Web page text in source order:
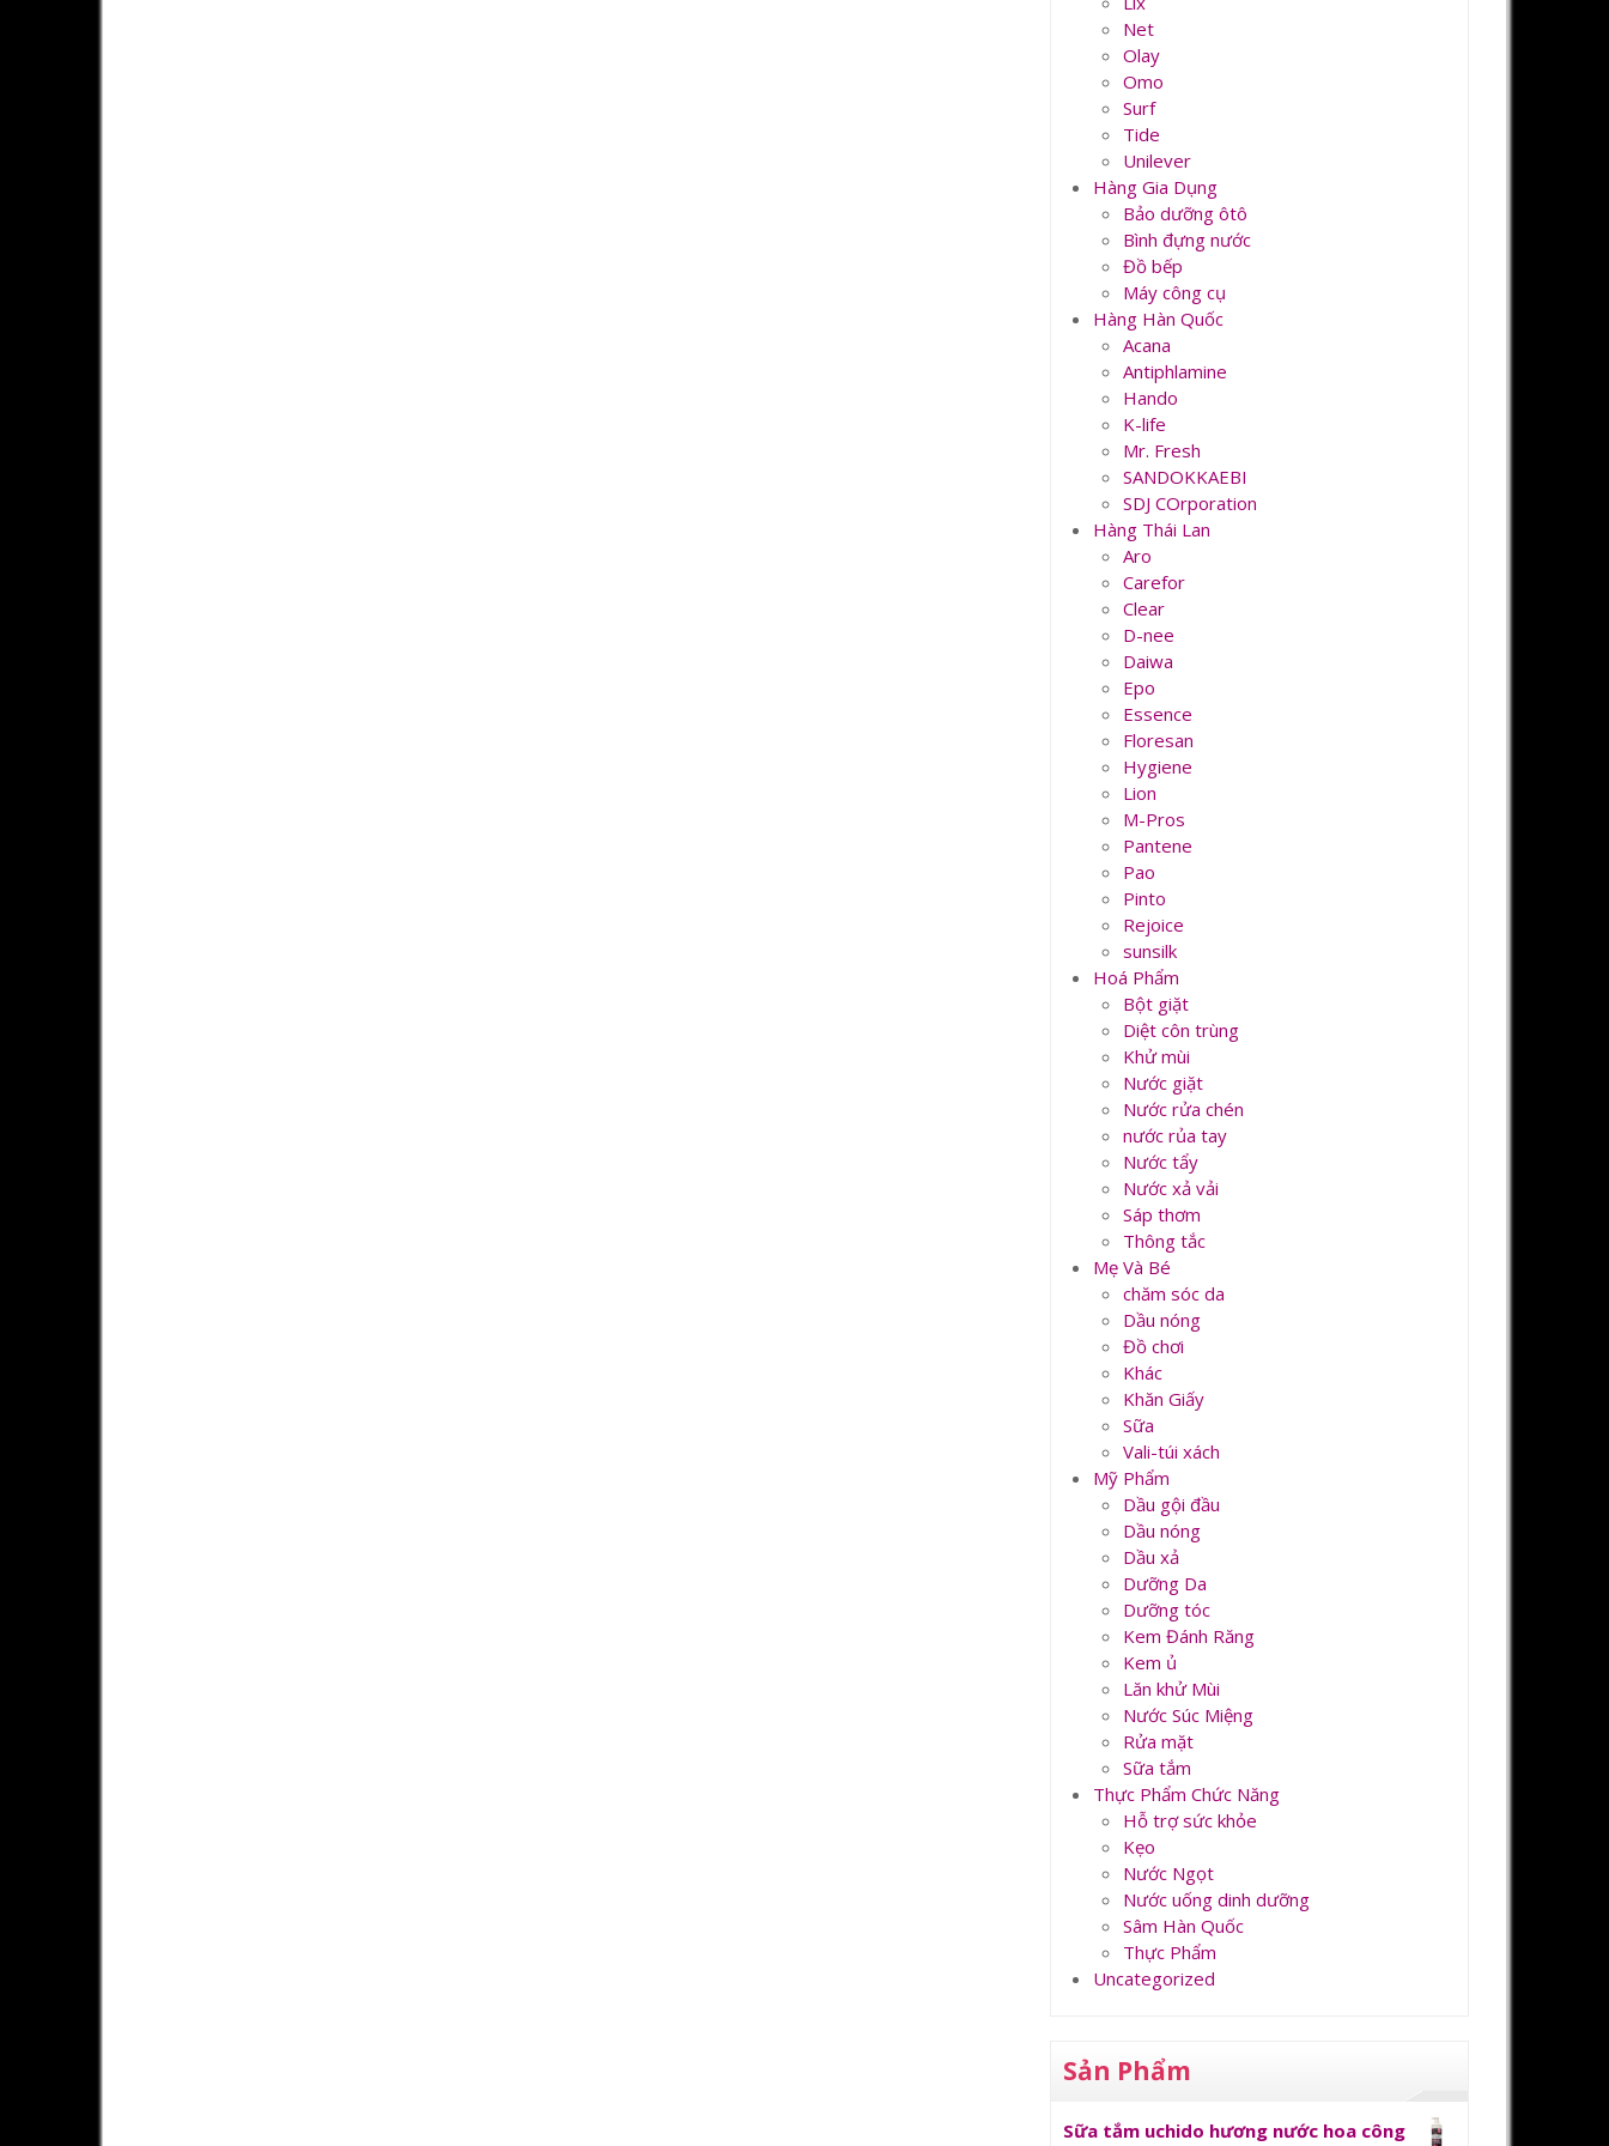
Net
Olay
Omo
Surf
Tide
Unilever
Hàng Gia Dụng
Bảo dưỡng ôtô
Bình đựng nước
Đồ bếp
Máy công cụ
Hàng Hàn Quốc
Acana
Antiphlamine
Hando
K-life
Mr. Fresh
SANDOKKAEBI
SDJ COrporation
Hàng Thái Lan
Aro
Carefor
Clear
D-nee
Daiwa
Epo
Essence
Floresan
Hygiene
Lion
M-Pros
Pantene
Pao
Pinto
Rejoice
sunsilk
Hoá Phẩm
Bột giặt
Diệt côn trùng
Khử mùi
Nước giặt
Nước rửa chén
nước rủa tay
Nước tẩy
Nước xả vải
Sáp thơm
Thông tắc
Mẹ Và Bé
chăm sóc da
Dầu nóng
Đồ chơi
Khác
Khăn Giấy
Sữa
Vali-túi xách
Mỹ Phẩm
Dầu gội đầu
Dầu nóng
Dầu xả
Dưỡng Da
Dưỡng tóc
Kem Đánh Răng
Kem ủ
Lăn khử Mùi
Nước Súc Miệng
Rửa mặt
Sữa tắm
Thực Phẩm Chức Năng
Hỗ trợ sức khỏe
Kẹo
Nước Ngọt
Nước uống dinh dưỡng
Sâm Hàn Quốc
Thực Phẩm
Uncategorized
Sản Phẩm
Sữa tắm uchido hương nước hoa công